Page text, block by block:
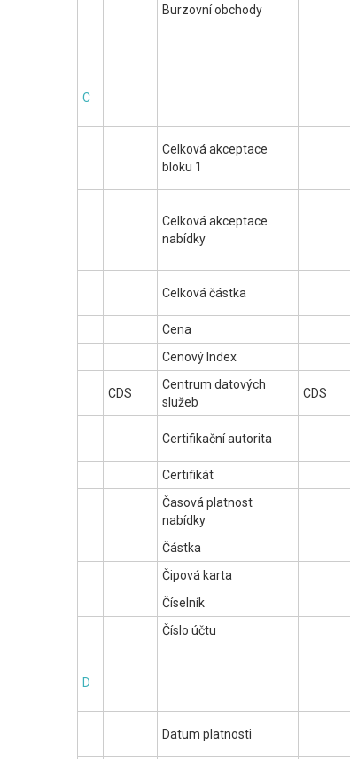
Burzovní obchody
C
Celková akceptace
bloku 1
Celková akceptace
nabídky
Celková částka
Cena
Cenový Index
CDS
Centrum datových
služeb
CDS
Certifikační autorita
Certifikát
Časová platnost
nabídky
Částka
Čipová karta
Číselník
Číslo účtu
D
Datum platnosti